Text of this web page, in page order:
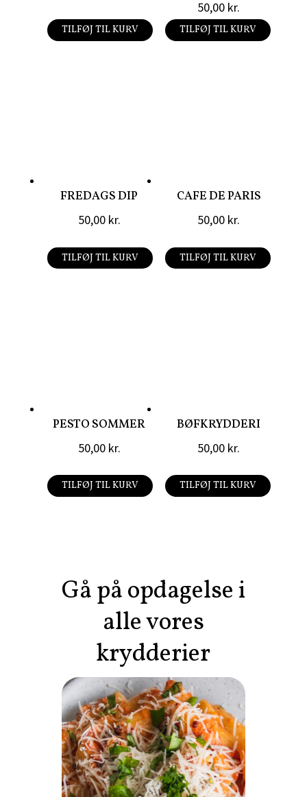
TILFØJ TIL KURV
50,00 kr.
TILFØJ TIL KURV
FREDAGS DIP
50,00 kr.
TILFØJ TIL KURV
CAFE DE PARIS
50,00 kr.
TILFØJ TIL KURV
PESTO SOMMER
50,00 kr.
TILFØJ TIL KURV
BØFKRYDDERI
50,00 kr.
TILFØJ TIL KURV
Gå på opdagelse i
alle vores
krydderier